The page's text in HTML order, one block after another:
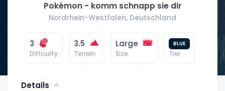
Pokémon - komm schnapp sie dir
Nordrhein-Westfalen, Deutschland
3
Difficulty
3.5
Terrain
Large
Size
BLUE
Tier
Details